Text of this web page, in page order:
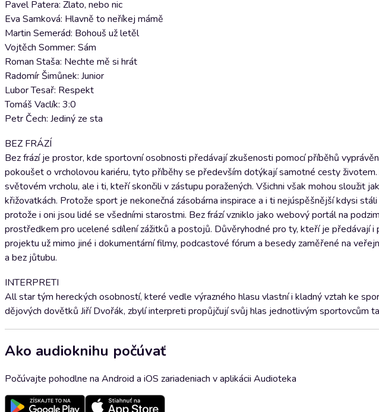
Pavel Patera: Zlato, nebo nic
Eva Samková: Hlavně to neříkej mámě
Martin Semerád: Bohouš už letěl
Vojtěch Sommer: Sám
Roman Staša: Nechte mě si hrát
Radomír Šimůnek: Junior
Lubor Tesař: Respekt
Tomáš Vaclík: 3:0
Petr Čech: Jediný ze sta
BEZ FRÁZÍ
Bez frází je prostor, kde sportovní osobnosti předávají zkušenosti pomocí příběhů
pokoušet o vrcholovou kariéru, tyto příběhy se především dotýkají samotné cesty
světovém vrcholu, ale i ti, kteří skončili v zástupu poražených. Všichni však mohou sloužit
křižovatkách. Protože sport je nekonečná zásobárna inspirace a i ti nejúspěšnější kdysi
protože i oni jsou lidé se všedními starostmi. Bez frází vzniklo jako webový portál na
prostředkem pro ucelené sdílení zážitků a postojů. Důvěryhodné pro ty, kteří je předávají
projektu už mimo jiné i dokumentární filmy, podcastové fórum a besedy zaměřené na
a bez jůtubu.
INTERPRETI
All star tým hereckých osobností, které vedle výrazného hlasu vlastní i kladný vztah ke
dějových dovětků Jiří Dvořák, zbylí interpreti propůjčují svůj hlas jednotlivým sportovcům
Ako audioknihu počúvať
Počúvajte pohodlne na Android a iOS zariadeniach v aplikácii Audioteka